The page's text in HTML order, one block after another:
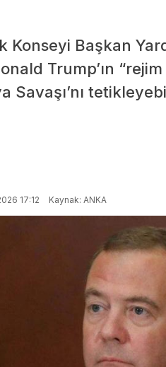
Başkan
Trump’ın
Savaşı’nı
17:12 Kaynak: ANKA